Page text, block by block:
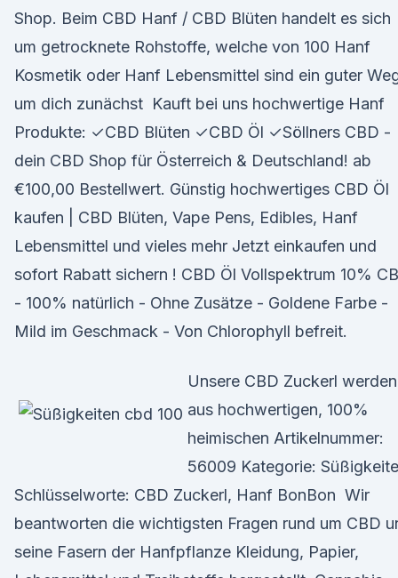
Shop. Beim CBD Hanf / CBD Blüten handelt es sich
um getrocknete Rohstoffe, welche von 100 Hanf
Kosmetik oder Hanf Lebensmittel sind ein guter
um dich zunächst Kauft bei uns hochwertige Hanf
Produkte: ✓CBD Blüten ✓CBD Öl ✓Söllners CBD -
dein CBD Shop für Österreich & Deutschland! ab
€100,00 Bestellwert. Günstig hochwertiges CBD Öl
kaufen | CBD Blüten, Vape Pens, Edibles, Hanf
Lebensmittel und vieles mehr Jetzt einkaufen und
sofort Rabatt sichern ! CBD Öl Vollspektrum 10%
- 100% natürlich - Ohne Zusätze - Goldene Farbe -
Mild im Geschmack - Von Chlorophyll befreit.
Unsere CBD Zuckerl werden
aus hochwertigen, 100%
heimischen Artikelnummer:
56009 Kategorie:
Schlüsselworte: CBD Zuckerl, Hanf BonBon Wir
beantworten die wichtigsten Fragen rund um CBD
seine Fasern der Hanfpflanze Kleidung, Papier,